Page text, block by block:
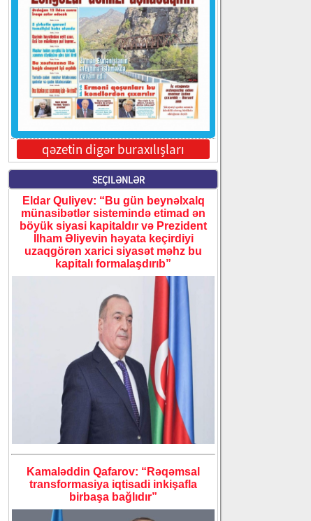
qəzetin digər buraxılışları
SEÇILƏNLƏR
Eldar Quliyev: “Bu gün beynəlxalq
münasibətlər sistemində etimad ən
böyük siyasi kapitaldır və Prezident
İlham Əliyevin həyata keçirdiyi
uzaqgörən xarici siyasət məhz bu
kapitalı formalaşdırıb”
Kamaləddin Qafarov: “Rəqəmsal
transformasiya iqtisadi inkişafla
birbaşa bağlıdır”